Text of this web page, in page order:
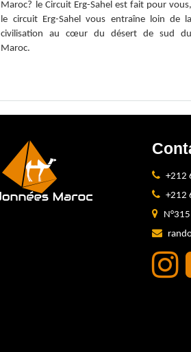
Maroc? le Circuit Erg-Sahel est fait pour vous,
le circuit Erg-Sahel vous entraîne loin de la
civilisation au cœur du désert de sud du
Maroc.
+212
+212